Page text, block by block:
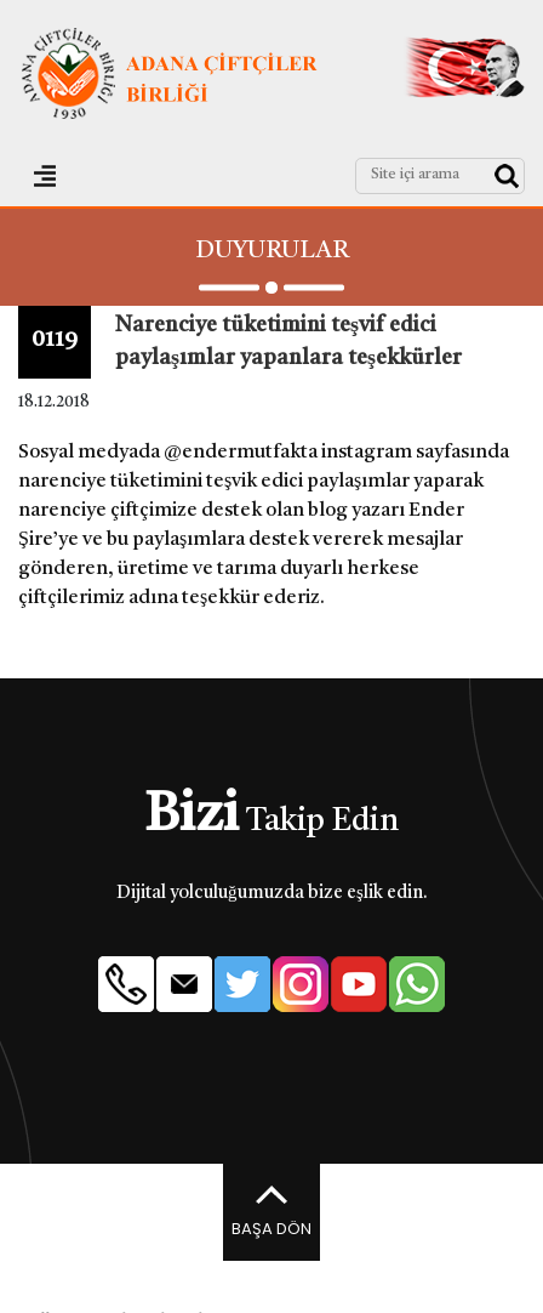
DUYURULAR
0119
Narenciye tüketimini teşvif edici
paylaşımlar yapanlara teşekkürler
18.12.2018
Sosyal medyada @endermutfakta instagram sayfasında
narenciye tüketimini teşvik edici paylaşımlar yaparak
narenciye çiftçimize destek olan blog yazarı Ender
Şire’ye ve bu paylaşımlara destek vererek mesajlar
gönderen, üretime ve tarıma duyarlı herkese
çiftçilerimiz adına teşekkür ederiz.
BiziTakip Edin
Dijital yolculuğumuzda bize eşlik edin.
BAŞA DÖN